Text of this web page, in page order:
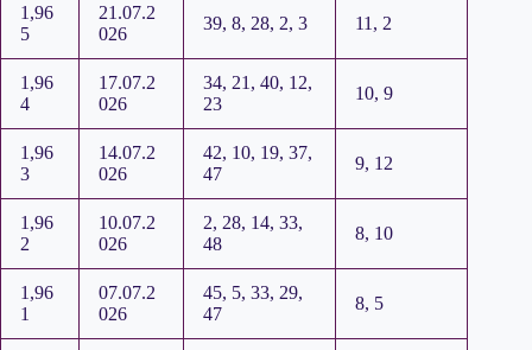
1,96
5
21.07.2
026
39, 8, 28, 2, 3 11, 2
1,96
4
17.07.2
026
34, 21, 40, 12,
23
10, 9
1,96
3
14.07.2
026
42, 10, 19, 37,
47
9, 12
1,96
2
10.07.2
026
2, 28, 14, 33,
48
8, 10
1,96
1
07.07.2
026
45, 5, 33, 29,
47
8, 5